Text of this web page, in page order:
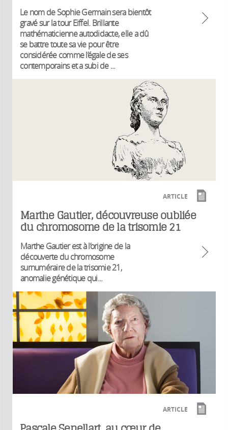
Le nom de Sophie Germain sera bientôt
gravé sur la tour Eiffel. Brillante
mathématicienne autodidacte, elle a dû
se battre toute sa vie pour être
considérée comme l’égale de ses
contemporains et a subi de ...
ARTICLE
Marthe Gautier, découvreuse oubliée
du chromosome de la trisomie 21
Marthe Gautier est à l’origine de la
découverte du chromosome
surnuméraire de la trisomie 21,
anomalie génétique qui...
ARTICLE